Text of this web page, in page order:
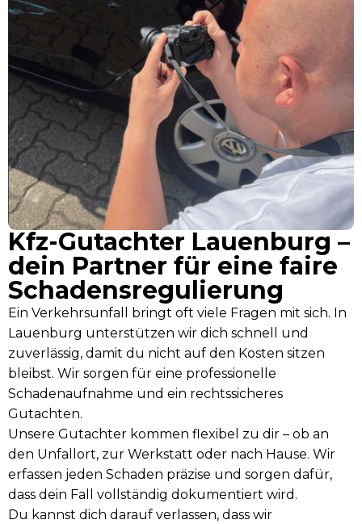
Kfz-Gutachter Lauenburg –
dein Partner für eine faire
Schadensregulierung
Ein Verkehrsunfall bringt oft viele Fragen mit sich. In
Lauenburg unterstützen wir dich schnell und
zuverlässig, damit du nicht auf den Kosten sitzen
bleibst. Wir sorgen für eine professionelle
Schadenaufnahme und ein rechtssicheres
Gutachten.
Unsere Gutachter kommen flexibel zu dir – ob an
den Unfallort, zur Werkstatt oder nach Hause. Wir
erfassen jeden Schaden präzise und sorgen dafür,
dass dein Fall vollständig dokumentiert wird.
Du kannst dich darauf verlassen, dass wir